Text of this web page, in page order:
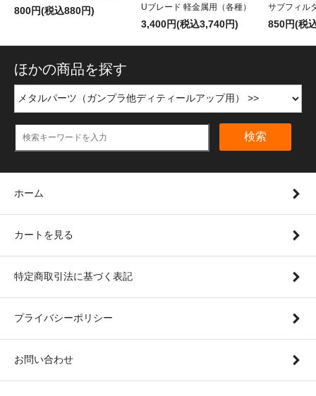
800円(税込880円)
Uブレード 軽金属用（各種）
3,400円(税込3,740円)
サブフィル
850円(税
ほかの商品を探す
検索
ホーム
カートを見る
特定商取引法に基づく表記
プライバシーポリシー
お問い合わせ